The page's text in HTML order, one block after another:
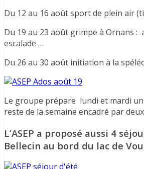
Du 12 au 16 août sport de plein air
Du 19 au 23 août grimpe à Ornans :
escalade …
Du 26 au 30 août initiation à la
Le groupe prépare lundi et mardi
reste de la semaine encadré par
L’ASEP a proposé aussi 4
Bellecin au bord du lac de